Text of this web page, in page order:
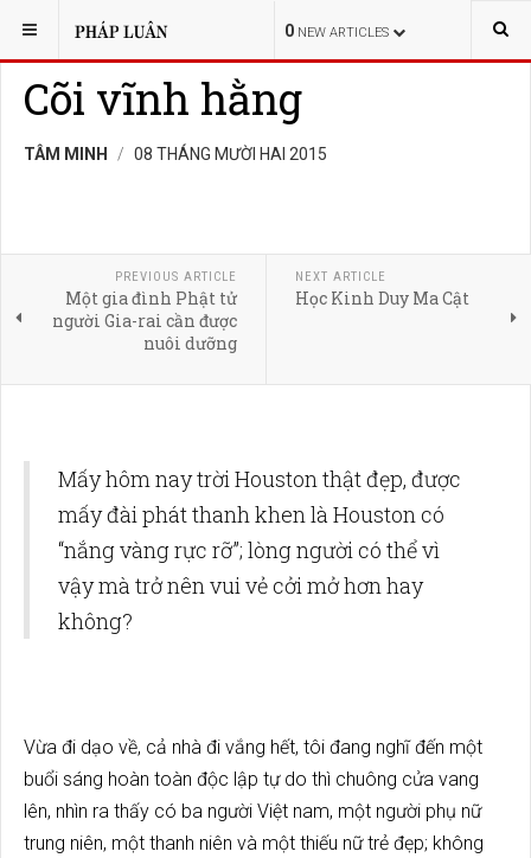
0 NEW ARTICLES
BẠN ĐANG Ở: LỊCH SỬ PHẬT GIÁO
Cõi vĩnh hằng
TÂM MINH 08 THÁNG MƯỜI HAI 2015
PREVIOUS ARTICLE
Một gia đình Phật tử
người Gia-rai cần được
nuôi dưỡng
NEXT ARTICLE
Học Kinh Duy Ma Cật
Mấy hôm nay trời Houston thật đẹp, được
mấy đài phát thanh khen là Houston có
“nắng vàng rực rỡ”; lòng người có thể vì
vậy mà trở nên vui vẻ cởi mở hơn hay
không?
Vừa đi dạo về, cả nhà đi vắng hết, tôi đang nghĩ đến một
buổi sáng hoàn toàn độc lập tự do thì chuông cửa vang
lên, nhìn ra thấy có ba người Việt nam, một người phụ nữ
trung niên, một thanh niên và một thiếu nữ trẻ đẹp; không